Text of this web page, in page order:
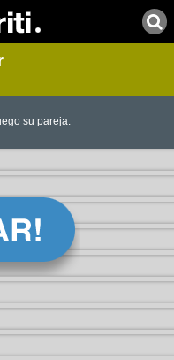
su pareja.